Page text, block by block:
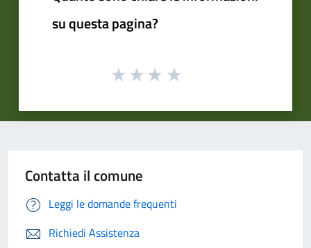
su questa pagina?
Contatta il comune
Leggi le domande frequenti
Richiedi Assistenza